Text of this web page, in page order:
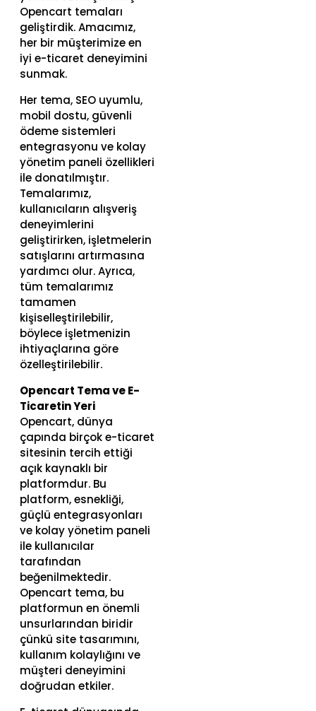
Opencart temaları
geliştirdik. Amacımız,
her bir müşterimize en
iyi e-ticaret deneyimini
sunmak.
Her tema, SEO uyumlu,
mobil dostu, güvenli
ödeme sistemleri
entegrasyonu ve kolay
yönetim paneli özellikleri
ile donatılmıştır.
Temalarımız,
kullanıcıların alışveriş
deneyimlerini
geliştirirken, işletmelerin
satışlarını artırmasına
yardımcı olur. Ayrıca,
tüm temalarımız
tamamen
kişiselleştirilebilir,
böylece işletmenizin
ihtiyaçlarına göre
özelleştirilebilir.
Opencart Tema ve E-
Ticaretin Yeri
Opencart, dünya
çapında birçok e-ticaret
sitesinin tercih ettiği
açık kaynaklı bir
platformdur. Bu
platform, esnekliği,
güçlü entegrasyonları
ve kolay yönetim paneli
ile kullanıcılar
tarafından
beğenilmektedir.
Opencart tema, bu
platformun en önemli
unsurlarından biridir
çünkü site tasarımını,
kullanım kolaylığını ve
müşteri deneyimini
doğrudan etkiler.